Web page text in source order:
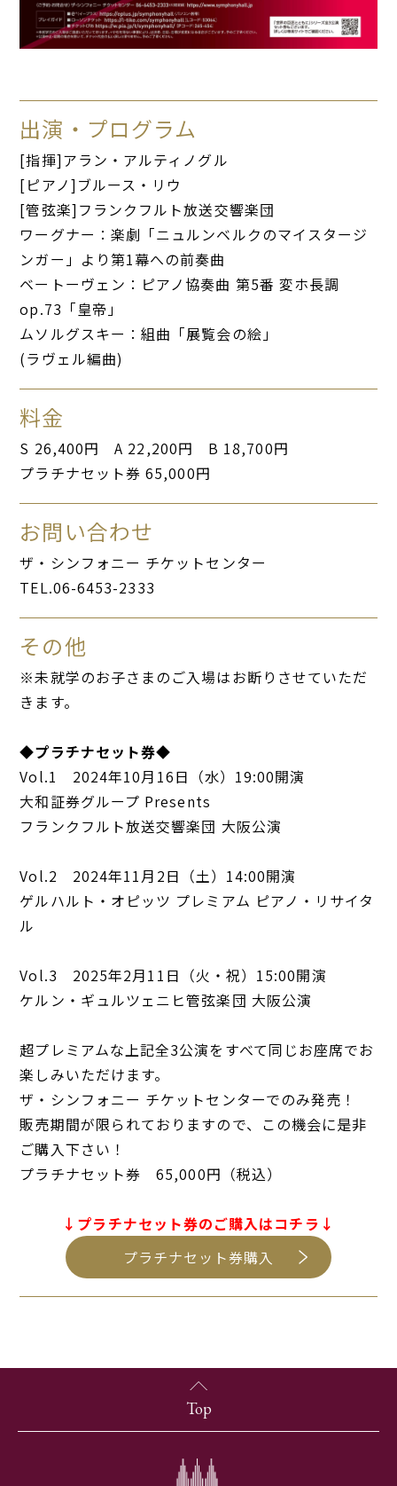
出演・プログラム
[指揮]アラン・アルティノグル
[ピアノ]ブルース・リウ
[管弦楽]フランクフルト放送交響楽団
ワーグナー：楽劇「ニュルンベルクのマイスタージ
ンガー」より第1幕への前奏曲
ベートーヴェン：ピアノ協奏曲 第5番 変ホ長調
op.73「皇帝」
ムソルグスキー：組曲「展覧会の絵」
(ラヴェル編曲)
料金
S 26,400円 A 22,200円 B 18,700円
プラチナセット券 65,000円
お問い合わせ
ザ・シンフォニー チケットセンター
TEL.06-6453-2333
その他
※未就学のお子さまのご入場はお断りさせていただ
きます。
◆プラチナセット券◆
Vol.1 2024年10月16日（水）19:00開演
大和証券グループ Presents
フランクフルト放送交響楽団 大阪公演
Vol.2 2024年11月2日（土）14:00開演
ゲルハルト・オピッツ プレミアム ピアノ・リサイタ
ル
Vol.3 2025年2月11日（火・祝）15:00開演
ケルン・ギュルツェニヒ管弦楽団 大阪公演
超プレミアムな上記全3公演をすべて同じお座席でお
楽しみいただけます。
ザ・シンフォニー チケットセンターでのみ発売！
販売期間が限られておりますので、この機会に是非
ご購入下さい！
プラチナセット券 65,000円（税込）
↓プラチナセット券のご購入はコチラ↓
プラチナセット券購入
Top